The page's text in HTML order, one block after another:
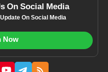
On Social Media
On Social Media
Now